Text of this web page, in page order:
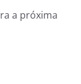
a próxima